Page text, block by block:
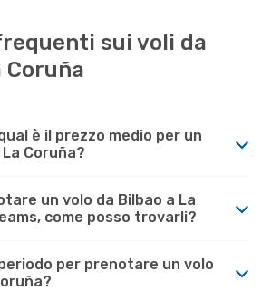
sui voli da
Coruña
è il prezzo medio per un
Coruña?
un volo da Bilbao a La
come posso trovarli?
per prenotare un volo